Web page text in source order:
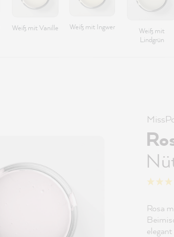
Weiß mit Vanille Weiß mit Ingwer
Weiß mit
Lindgrün
Rosa